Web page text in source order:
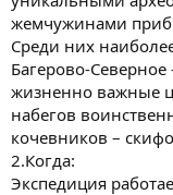
жемчужинами
Среди них
Багерово-
жизненно важные
набегов
кочевников –
2.Когда:
Экспедиция